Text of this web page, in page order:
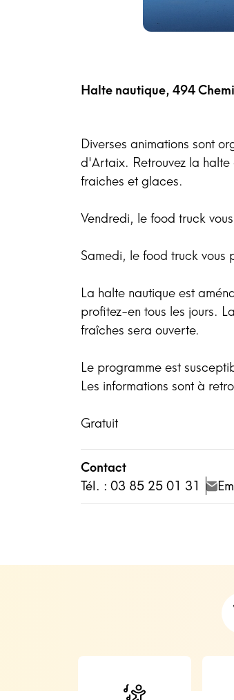
Halte nautique, 494
Diverses animations sont
d'Artaix. Retrouvez la
fraiches et glaces.
Vendredi, le food truck
Samedi, le food truck vous
La halte nautique est
profitez-en tous les jours.
fraîches sera ouverte.
Le programme est
Les informations sont à
Gratuit
Contact
Tél. : 03 85 25 01 31